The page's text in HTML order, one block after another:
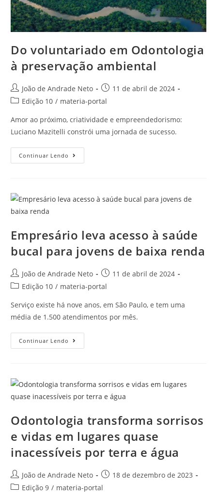
Do voluntariado em Odontologia
à preservação ambiental
João de Andrade Neto
11 de abril de 2024
Edição 10 / materia-portal
Amor ao próximo, criatividade e empreendedorismo:
Luciano Mazitelli constrói uma jornada de sucesso.
Continuar Lendo
Empresário leva acesso à saúde
bucal para jovens de baixa renda
João de Andrade Neto
11 de abril de 2024
Edição 10 / materia-portal
Serviço existe há nove anos, em São Paulo, e tem uma
média de 1.500 atendimentos por mês.
Continuar Lendo
Odontologia transforma sorrisos
e vidas em lugares quase
inacessíveis por terra e água
João de Andrade Neto
18 de dezembro de 2023
Edição 9 / materia-portal